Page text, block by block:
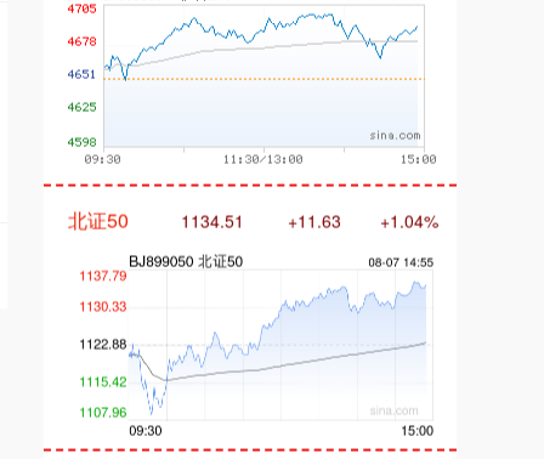
北证50 1134.51 +11.63 +1.04%
创业板指 3561.53 +45.97 +1.31%